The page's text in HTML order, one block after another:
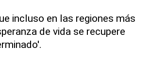
incluso en las regiones más
de vida se recupere